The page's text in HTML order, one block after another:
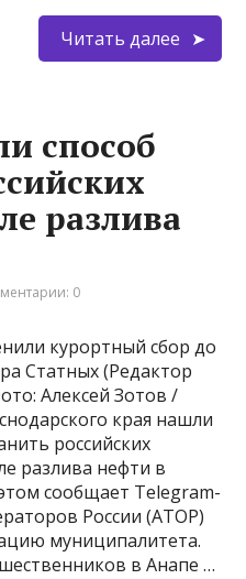
Читать далее
способ
разлива
0
курортный сбор до
Статных (Редактор
Алексей Зотов /
края нашли
российских
разлива нефти в
сообщает Telegram-
России (АТОР)
муниципалитета.
в Анапе …